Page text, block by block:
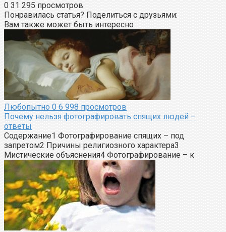
0 31 295 просмотров
Понравилась статья? Поделиться с друзьями:
Вам также может быть интересно
Любопытно 0 6 998 просмотров
Почему нельзя фотографировать спящих людей –
ответы
Содержание1 Фотографирование спящих – под
запретом2 Причины религиозного характера3
Мистические объяснения4 Фотографирование – к